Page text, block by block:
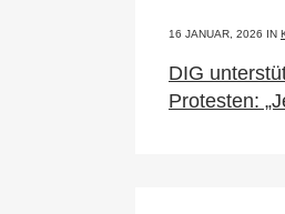
16 JANUAR, 2026 IN
DIG
Protesten: